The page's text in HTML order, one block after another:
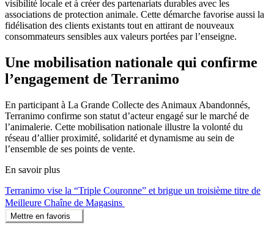
visibilité locale et à créer des partenariats durables avec les
associations de protection animale. Cette démarche favorise aussi la
fidélisation des clients existants tout en attirant de nouveaux
consommateurs sensibles aux valeurs portées par l’enseigne.
Une mobilisation nationale qui confirme
l’engagement de Terranimo
En participant à La Grande Collecte des Animaux Abandonnés,
Terranimo confirme son statut d’acteur engagé sur le marché de
l’animalerie. Cette mobilisation nationale illustre la volonté du
réseau d’allier proximité, solidarité et dynamisme au sein de
l’ensemble de ses points de vente.
En savoir plus
Terranimo vise la “Triple Couronne” et brigue un troisième titre de
Meilleure Chaîne de Magasins
Mettre en favoris